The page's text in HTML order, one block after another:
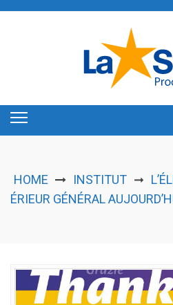
HOME INSTITUT ➞
ÉRIEUR GÉNÉRAL